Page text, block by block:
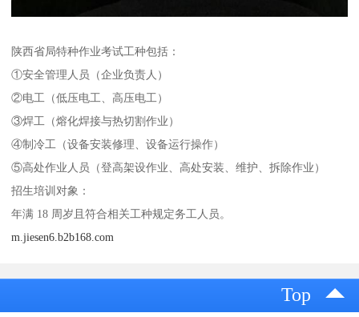
陕西省局特种作业考试工种包括：
①安全管理人员（企业负责人）
②电工（低压电工、高压电工）
③焊工（熔化焊接与热切割作业）
④制冷工（设备安装修理、设备运行操作）
⑤高处作业人员（登高架设作业、高处安装、维护、拆除作业）
招生培训对象：
年满 18 周岁且符合相关工种规定务工人员。
m.jiesen6.b2b168.com
Top